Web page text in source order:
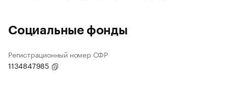
Социальные фонды
Регистрационный номер СФР
1134847985